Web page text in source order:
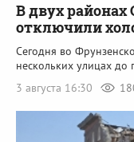
В двух районах
отключили
Сегодня во
нескольких улицах
3 августа 16:30